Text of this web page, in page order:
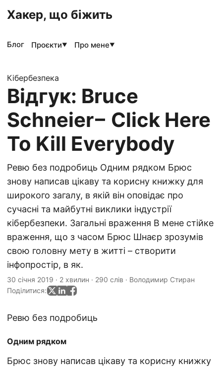
Хакер, що біжить
Блог Проєкти▼ Про мене▼
Кібербезпека
Відгук: Bruce
Schneier – Click Here
To Kill Everybody
Ревю без подробиць Одним рядком Брюс
знову написав цікаву та корисну книжку для
широкого загалу, в якій він оповідає про
сучасні та майбутні виклики індустрії
кібербезпеки. Загальні враження В мене стійке
враження, що з часом Брюс Шнаєр зрозумів
свою головну мету в житті – створити
інфопростір, в як.
30 січня 2019 · 2 хвилин · 290 слів · Володимир Стиран
Поділитися:
Ревю без подробиць
Одним рядком
Брюс знову написав цікаву та корисну книжку